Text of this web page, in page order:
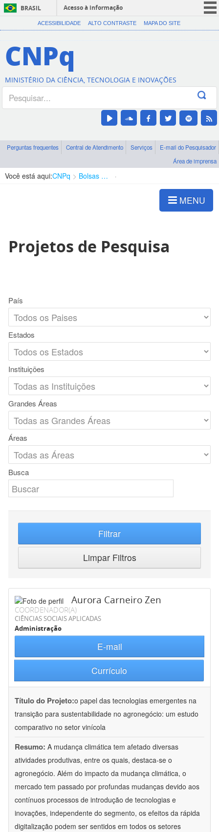
BRASIL
Acesso à informação
CORONAVÍRUS (COVID-19)
Canais
ACESSIBILIDADE ALTO CONTRASTE MAPA DO SITE
CNPq
MINISTÉRIO DA CIÊNCIA, TECNOLOGIA E INOVAÇÕES
Perguntas frequentes Central de Atendimento Serviços
E-mail do Pesquisador
Área de imprensa
Você está aqui:CNPq Bolsas e Auxílios Vigentes
MENU
Projetos de Pesquisa
País
Estados
Instituições
Grandes Áreas
Áreas
Busca
Filtrar
Limpar Filtros
Aurora Carneiro Zen
COORDENADOR(A)
CIÊNCIAS SOCIAIS APLICADAS
Administração
E-mail
Currículo
Título do Projeto:o papel das tecnologias emergentes na
transição para sustentabilidade no agronegócio: um estudo
comparativo no setor vinícola
Resumo: A mudança climática tem afetado diversas
atividades produtivas, entre os quais, destaca-se o
agronegócio. Além do impacto da mudança climática, o
mercado tem passado por profundas mudanças devido aos
contínuos processos de introdução de tecnologias e
inovações, independente do segmento, os efeitos da rápida
digitalização podem ser sentidos em todos os setores